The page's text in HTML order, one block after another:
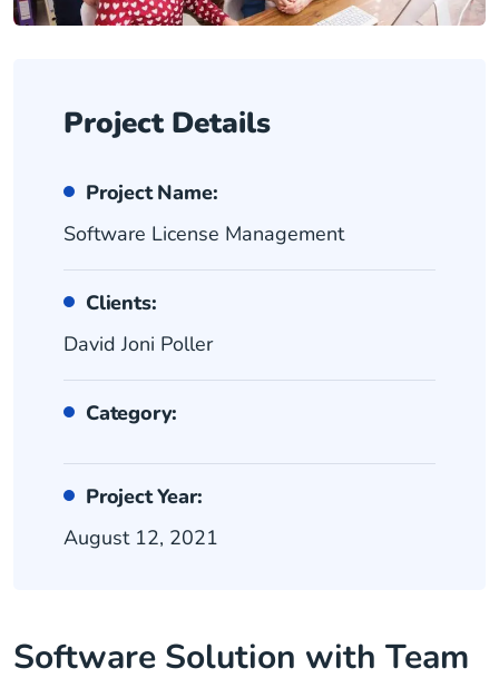
Project Details
Project Name:
Software License Management
Clients:
David Joni Poller
Category:
Project Year:
August 12, 2021
Software Solution with Team